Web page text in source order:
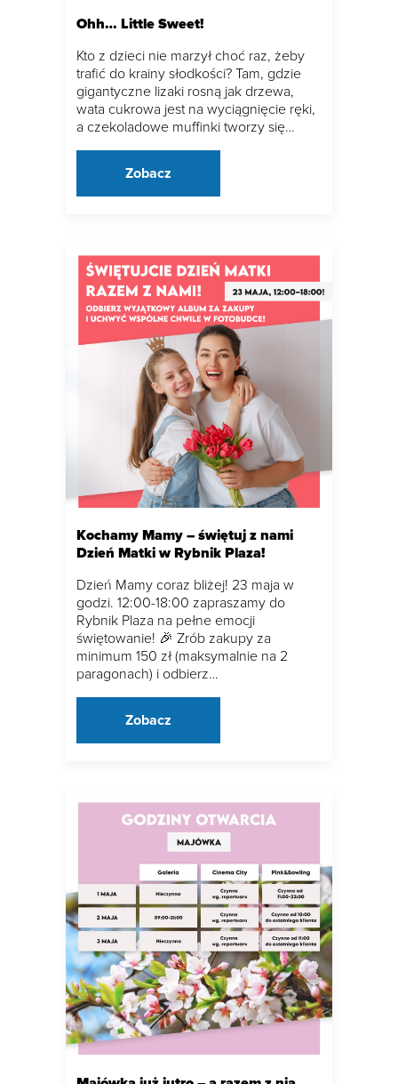
Ohh… Little Sweet!
Kto z dzieci nie marzył choć raz, żeby
trafić do krainy słodkości? Tam, gdzie
gigantyczne lizaki rosną jak drzewa,
wata cukrowa jest na wyciągnięcie ręki,
a czekoladowe muffinki tworzy się…
Zobacz
Kochamy Mamy – świętuj z nami
Dzień Matki w Rybnik Plaza!
Dzień Mamy coraz bliżej! 23 maja w
godzi. 12:00-18:00 zapraszamy do
Rybnik Plaza na pełne emocji
świętowanie! 🎉 Zrób zakupy za
minimum 150 zł (maksymalnie na 2
paragonach) i odbierz…
Zobacz